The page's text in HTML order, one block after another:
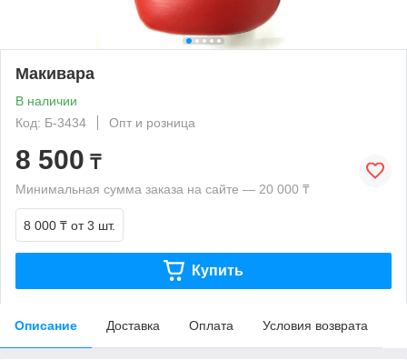
Макивара
В наличии
Код: Б-3434
Опт и розница
8 500 ₸
Минимальная сумма заказа на сайте — 20 000 ₸
8 000 ₸ от 3 шт.
Купить
Описание Доставка Оплата Условия возврата